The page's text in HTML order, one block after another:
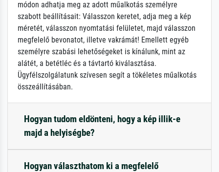
módon adhatja meg az adott műalkotás személyre
szabott beállításait: Válasszon keretet, adja meg a kép
méretét, válasszon nyomtatási felületet, majd válasszon
megfelelő bevonatot, illetve vakrámát! Emellett egyéb
személyre szabási lehetőségeket is kínálunk, mint az
alátét, a betétléc és a távtartó kiválasztása.
Ügyfélszolgálatunk szívesen segít a tökéletes műalkotás
összeállításában.
Hogyan tudom eldönteni, hogy a kép illik-e
majd a helyiségbe?
Hogyan választhatom ki a megfelelő